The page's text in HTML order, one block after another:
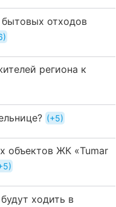
отходов
региона к
+5
объектов ЖК «Tumar
ходить в